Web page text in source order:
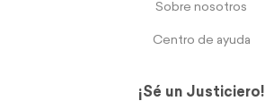
Sobre nosotros
Centro de ayuda
¡Sé un Justiciero!